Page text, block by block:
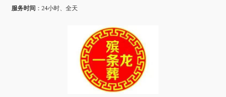
服务时间 ： 24小时、全天